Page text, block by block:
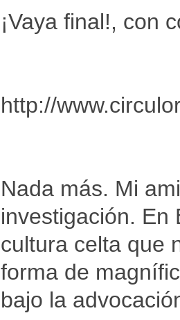
¡Vaya final!, con
http://
Nada más. Mi
investigación. En
cultura celta que
forma de
bajo la